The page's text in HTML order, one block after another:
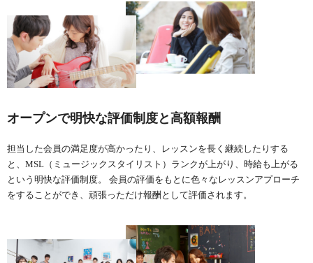
オープンで明快な評価制度と高額報酬
担当した会員の満足度が高かったり、レッスンを長く継続したりする
と、MSL（ミュージックスタイリスト）ランクが上がり、時給も上がる
という明快な評価制度。 会員の評価をもとに色々なレッスンアプローチ
をすることができ、頑張っただけ報酬として評価されます。